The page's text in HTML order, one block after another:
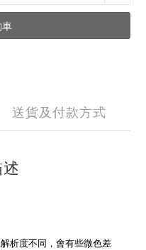
送貨及付款方式
析度不同，會有些微色差